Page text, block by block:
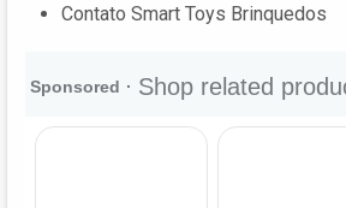
Contato Smart Toys Brinquedos